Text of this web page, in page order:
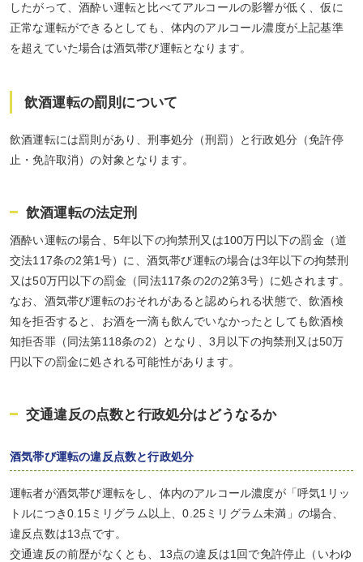
したがって、酒酔い運転と比べてアルコールの影響が低く、仮に
正常な運転ができるとしても、体内のアルコール濃度が上記基準
を超えていた場合は酒気帯び運転となります。
飲酒運転の罰則について
飲酒運転には罰則があり、刑事処分（刑罰）と行政処分（免許停
止・免許取消）の対象となります。
飲酒運転の法定刑
酒酔い運転の場合、5年以下の拘禁刑又は100万円以下の罰金（道
交法117条の2第1号）に、酒気帯び運転の場合は3年以下の拘禁刑
又は50万円以下の罰金（同法117条の2の2第3号）に処されます。
なお、酒気帯び運転のおそれがあると認められる状態で、飲酒検
知を拒否すると、お酒を一滴も飲んでいなかったとしても飲酒検
知拒否罪（同法第118条の2）となり、3月以下の拘禁刑又は50万
円以下の罰金に処される可能性があります。
交通違反の点数と行政処分はどうなるか
酒気帯び運転の違反点数と行政処分
運転者が酒気帯び運転をし、体内のアルコール濃度が「呼気1リッ
トルにつき0.15ミリグラム以上、0.25ミリグラム未満」の場合、
違反点数は13点です。
交通違反の前歴がなくとも、13点の違反は1回で免許停止（いわゆ